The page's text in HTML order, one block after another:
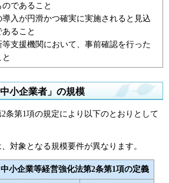
であること
入が円滑かつ確実に実施されると見込
あること
支援機関において、事前確認を行った
小企業者」の規模
条第1項の規定により以下のとおりとして
対象となる規模要件が異なります。
中小企業等経営強化法第2条第1項の定義